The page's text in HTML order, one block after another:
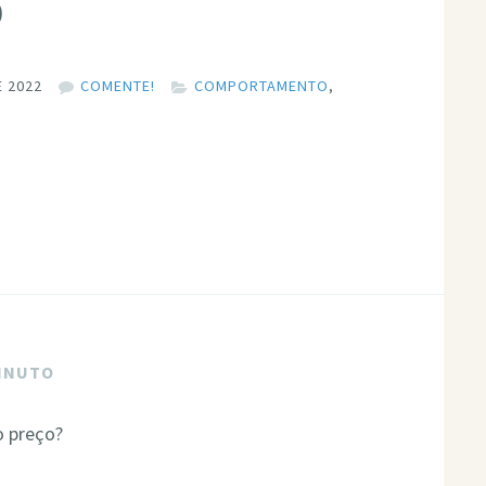
2022 COMENTE! COMPORTAMENTO,
preço?